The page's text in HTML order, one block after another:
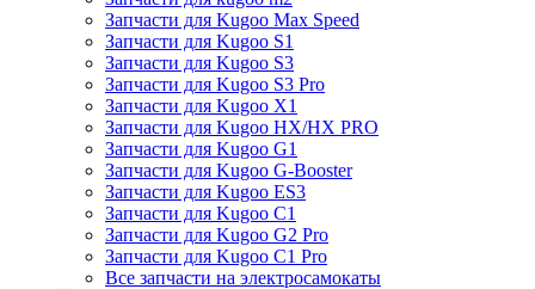
Запчасти для Kugoo Max Speed
Запчасти для Kugoo S1
Запчасти для Kugoo S3
Запчасти для Kugoo S3 Pro
Запчасти для Kugoo X1
Запчасти для Kugoo HX/HX PRO
Запчасти для Kugoo G1
Запчасти для Kugoo G-Booster
Запчасти для Kugoo ES3
Запчасти для Kugoo C1
Запчасти для Kugoo G2 Pro
Запчасти для Kugoo C1 Pro
Все запчасти на электросамокаты